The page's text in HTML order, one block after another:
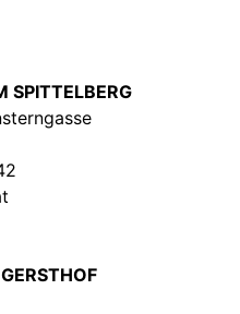
SPITTELBERG